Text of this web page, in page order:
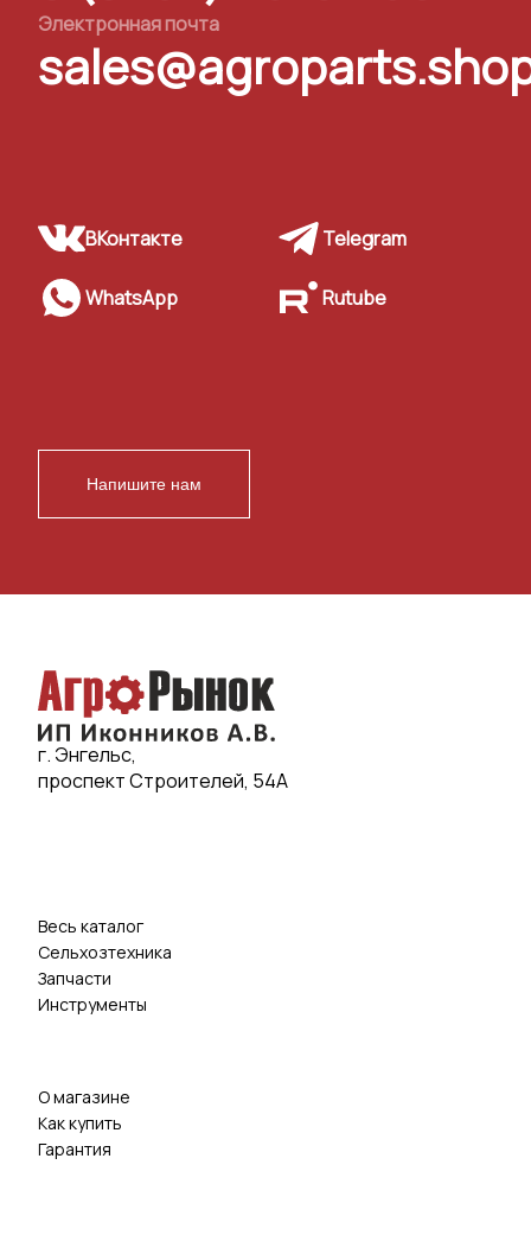
Электронная почта
ВКонтакте Telegram
WhatsApp Rutube
Напишите нам
г. Энгельс,
проспект Строителей, 54А
Весь каталог
Сельхозтехника
Запчасти
Инструменты
О магазине
Как купить
Гарантия